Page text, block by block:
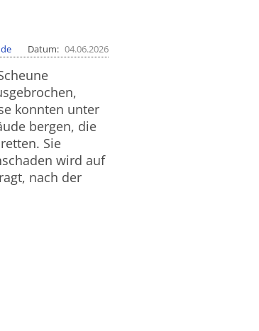
Datum 04.06.2026
konnten unter
bergen, die
Sie
wird auf
nach der